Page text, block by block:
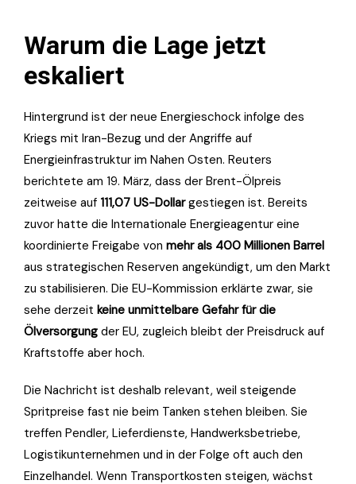
Warum die Lage jetzt
eskaliert
Hintergrund ist der neue Energieschock infolge des
Kriegs mit Iran-Bezug und der Angriffe auf
Energieinfrastruktur im Nahen Osten. Reuters
berichtete am 19. März, dass der Brent-Ölpreis
zeitweise auf 111,07 US-Dollargestiegen ist. Bereits
zuvor hatte die Internationale Energieagentur eine
koordinierte Freigabe von mehr als 400 Millionen Barrel
aus strategischen Reserven angekündigt, um den Markt
zu stabilisieren. Die EU-Kommission erklärte zwar, sie
sehe derzeit keine unmittelbare Gefahr für die
Ölversorgung der EU, zugleich bleibt der Preisdruck auf
Kraftstoffe aber hoch.
Die Nachricht ist deshalb relevant, weil steigende
Spritpreise fast nie beim Tanken stehen bleiben. Sie
treffen Pendler, Lieferdienste, Handwerksbetriebe,
Logistikunternehmen und in der Folge oft auch den
Einzelhandel. Wenn Transportkosten steigen, wächst